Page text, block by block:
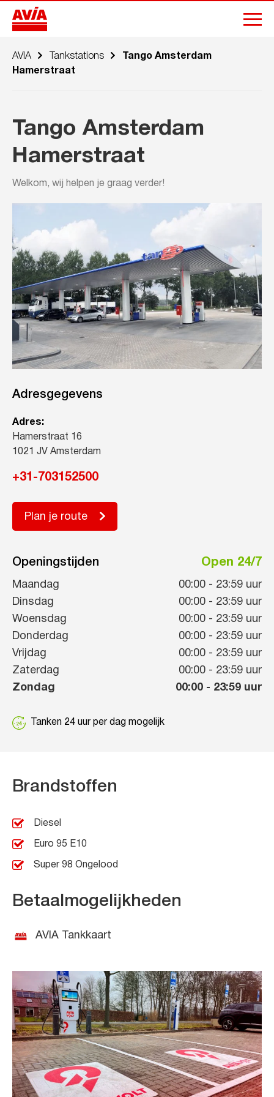
AVIA Tankstations
Tango Amsterdam
Hamerstraat
Tango Amsterdam
Hamerstraat
Welkom, wij helpen je graag verder!
Adresgegevens
Adres:
Hamerstraat 16
1021 JV Amsterdam
+31-703152500
Plan je route
Openingstijden Open 24/7
Maandag 00:00 - 23:59 uur
Dinsdag
00:00 - 23:59 uur
Woensdag
00:00 - 23:59 uur
Donderdag
00:00 - 23:59 uur
Vrijdag
00:00 - 23:59 uur
Zaterdag
00:00 - 23:59 uur
Zondag
00:00 - 23:59 uur
Tanken 24 uur per dag mogelijk
Brandstoffen
Diesel
Euro 95 E10
Super 98 Ongelood
Betaalmogelijkheden
AVIA Tankkaart